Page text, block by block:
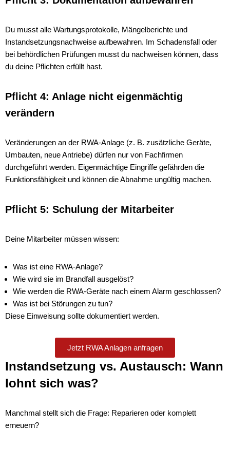
Du musst alle Wartungsprotokolle, Mängelberichte und
Instandsetzungsnachweise aufbewahren. Im Schadensfall oder
bei behördlichen Prüfungen musst du nachweisen können, dass
du deine Pflichten erfüllt hast.
Pflicht 4: Anlage nicht eigenmächtig
verändern
Veränderungen an der RWA-Anlage (z. B. zusätzliche Geräte,
Umbauten, neue Antriebe) dürfen nur von Fachfirmen
durchgeführt werden. Eigenmächtige Eingriffe gefährden die
Funktionsfähigkeit und können die Abnahme ungültig machen.
Pflicht 5: Schulung der Mitarbeiter
Deine Mitarbeiter müssen wissen:
Was ist eine RWA-Anlage?
Wie wird sie im Brandfall ausgelöst?
Wie werden die RWA-Geräte nach einem Alarm geschlossen?
Was ist bei Störungen zu tun?
Diese Einweisung sollte dokumentiert werden.
Jetzt RWA Anlagen anfragen
Instandsetzung vs. Austausch: Wann
lohnt sich was?
Manchmal stellt sich die Frage: Reparieren oder komplett
erneuern?